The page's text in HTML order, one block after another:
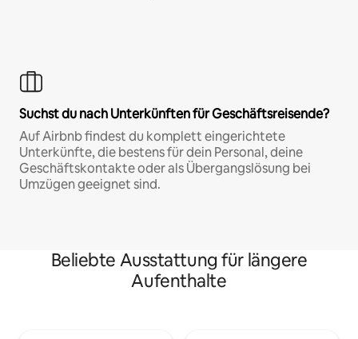
Suchst du nach Unterkünften für Geschäftsreisende?
Auf Airbnb findest du komplett eingerichtete
Unterkünfte, die bestens für dein Personal, deine
Geschäftskontakte oder als Übergangslösung bei
Umzügen geeignet sind.
Beliebte Ausstattung für längere
Aufenthalte